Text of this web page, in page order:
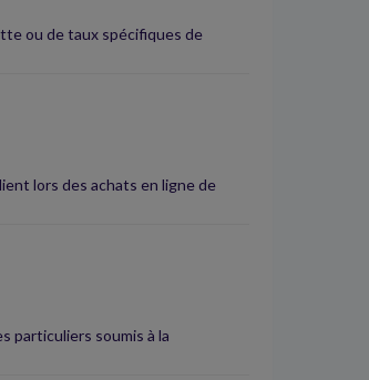
ou de taux spécifiques de
lors des achats en ligne de
particuliers soumis à la